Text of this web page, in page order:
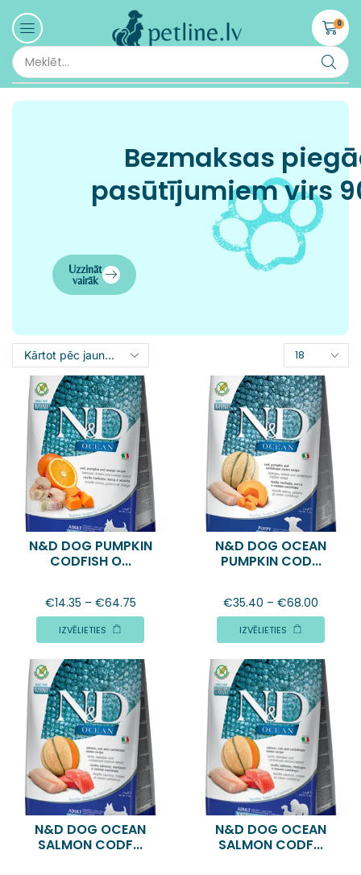
0
Bezmaksas
pasūtījumiem virs
Uzzināt
vairāk
N&D DOG PUMPKIN
CODFISH O...
€14.35 – €64.75
IZVĒLIETIES
N&D DOG OCEAN
PUMPKIN COD...
€35.40 – €68.00
IZVĒLIETIES
N&D DOG OCEAN
SALMON CODF...
N&D DOG OCEAN
SALMON CODF...